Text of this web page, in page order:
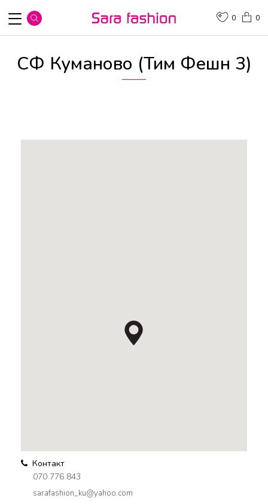
0
0
СФ Куманово (Тим Фешн 3)
Контакт
070 776 843
sarafashion_ku@yahoo.com